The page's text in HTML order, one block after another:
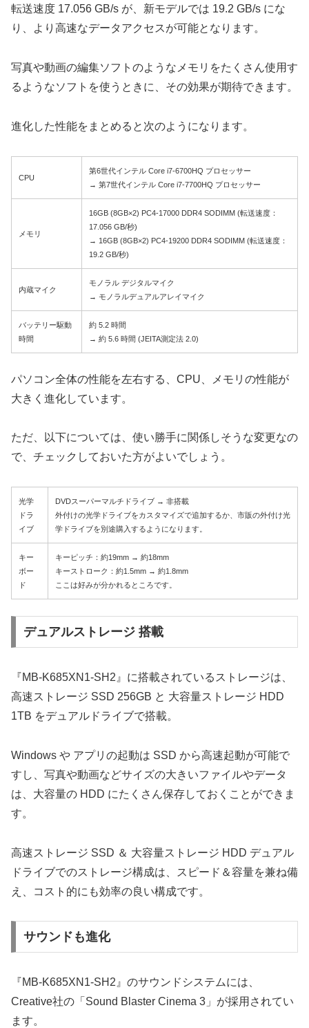
転送速度 17.056 GB/s が、新モデルでは 19.2 GB/s にな
り、より高速なデータアクセスが可能となります。
写真や動画の編集ソフトのようなメモリをたくさん使用す
るようなソフトを使うときに、その効果が期待できます。
進化した性能をまとめると次のようになります。
CPU
第6世代インテル Core i7-6700HQ プロセッサー
→ 第7世代インテル Core i7-7700HQ プロセッサー
メモリ
16GB (8GB×2) PC4-17000 DDR4 SODIMM (転送速度：
17.056 GB/秒)
→ 16GB (8GB×2) PC4-19200 DDR4 SODIMM (転送速度：
19.2 GB/秒)
内蔵マイク
モノラル デジタルマイク
→ モノラルデュアルアレイマイク
バッテリー駆動
時間
約 5.2 時間
→ 約 5.6 時間 (JEITA測定法 2.0)
パソコン全体の性能を左右する、CPU、メモリの性能が
大きく進化しています。
ただ、以下については、使い勝手に関係しそうな変更なの
で、チェックしておいた方がよいでしょう。
光学
ドラ
イブ
DVDスーパーマルチドライブ → 非搭載
外付けの光学ドライブをカスタマイズで追加するか、市販の外付け光
学ドライブを別途購入するようになります。
キー
ボー
ド
キーピッチ：約19mm → 約18mm
キーストローク：約1.5mm → 約1.8mm
ここは好みが分かれるところです。
デュアルストレージ 搭載
『MB-K685XN1-SH2』に搭載されているストレージは、
高速ストレージ SSD 256GB と 大容量ストレージ HDD
1TB をデュアルドライブで搭載。
Windows や アプリの起動は SSD から高速起動が可能で
すし、写真や動画などサイズの大きいファイルやデータ
は、大容量の HDD にたくさん保存しておくことができま
す。
高速ストレージ SSD ＆ 大容量ストレージ HDD デュアル
ドライブでのストレージ構成は、スピード＆容量を兼ね備
え、コスト的にも効率の良い構成です。
サウンドも進化
『MB-K685XN1-SH2』のサウンドシステムには、
Creative社の「Sound Blaster Cinema 3」が採用されてい
ます。